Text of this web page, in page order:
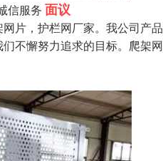
信服务 面议
片，护栏网厂家。我公司产
不懈努力追求的目标。爬架